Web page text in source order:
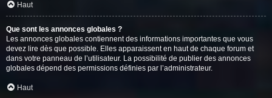
Haut
Que sont les annonces globales ?
Les annonces globales contiennent des informations importantes que vous
devez lire dès que possible. Elles apparaissent en haut de chaque forum et
dans votre panneau de l’utilisateur. La possibilité de publier des annonces
globales dépend des permissions définies par l’administrateur.
Haut